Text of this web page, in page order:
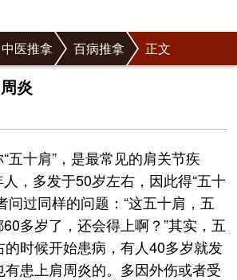
中医推拿 百病推拿 正文
炎
五十肩”，是最常见的肩关节疾
，多发于50岁左右，因此得“五十
问过同样的问题：“这五十肩，五
多岁了，还会得上啊？”其实，五
时候开始患病，有人40多岁就发
患上肩周炎的。多因外伤或者受